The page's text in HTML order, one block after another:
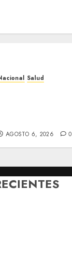
Salud
AGOSTO 6, 2026 0